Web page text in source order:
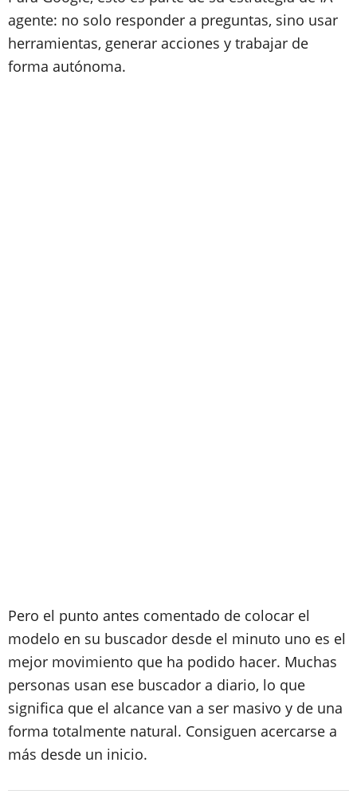
agente: no solo responder a preguntas, sino usar
herramientas, generar acciones y trabajar de
forma autónoma.
Pero el punto antes comentado de colocar el
modelo en su buscador desde el minuto uno es el
mejor movimiento que ha podido hacer. Muchas
personas usan ese buscador a diario, lo que
significa que el alcance van a ser masivo y de una
forma totalmente natural. Consiguen acercarse a
más desde un inicio.